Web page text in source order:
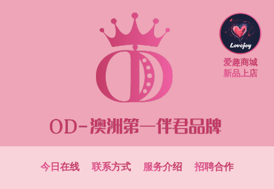
今日在线 联系方式 服务介绍 招聘合作
爱趣商城
新品上店